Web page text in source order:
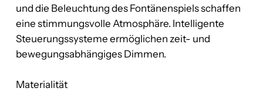
und die Beleuchtung des Fontänenspiels schaffen
eine stimmungsvolle Atmosphäre. Intelligente
Steuerungssysteme ermöglichen zeit- und
bewegungsabhängiges Dimmen.
Materialität